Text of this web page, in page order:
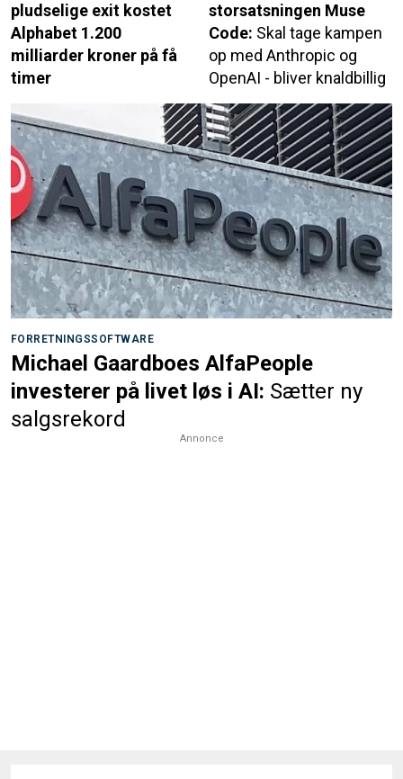
pludselige exit kostet
Alphabet 1.200
milliarder kroner på få
timer
storsatsningen Muse
Code: Skal tage kampen
op med Anthropic og
OpenAI - bliver knaldbillig
FORRETNINGSSOFTWARE
Michael Gaardboes AlfaPeople
investerer på livet løs i AI: Sætter ny
salgsrekord
Annonce